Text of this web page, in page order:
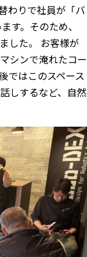
わりで社員が「バ
す。そのため、
した。 お客様が
シンで淹れたコー
ではこのスペース
しするなど、自然